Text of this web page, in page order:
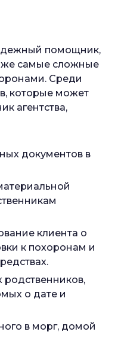
помощник,
самые сложные
Среди
которые может
агентства,
документов в
клиента о
к похоронам и
о дате и
в морг, домой